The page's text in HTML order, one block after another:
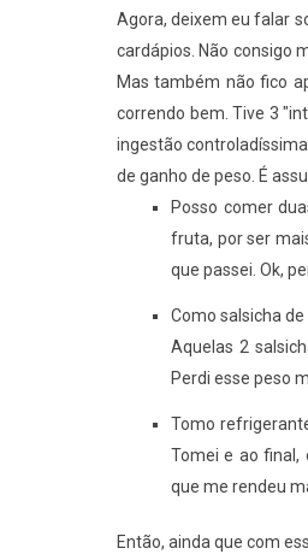
Agora, deixem eu falar
cardápios. Não consigo
Mas também não fico
correndo bem. Tive 3
ingestão
de ganho de peso. É
Posso comer
fruta, por ser
que passei. Ok,
Como salsicha
Aquelas 2
Perdi esse peso
Tomo
Tomei e ao final,
que me rendeu
Então, ainda que com